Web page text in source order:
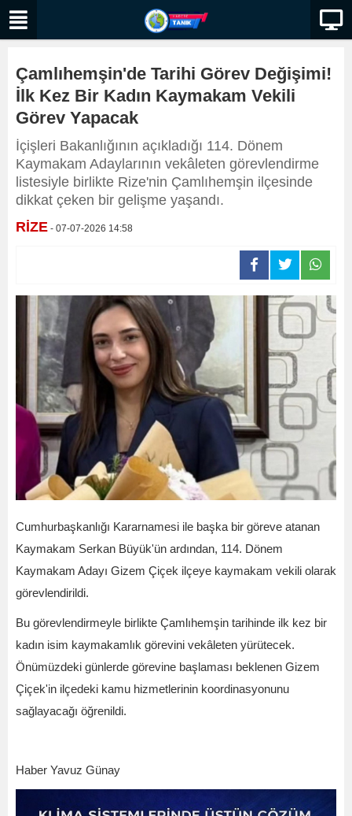
Çamlıhemşin'de Tarihi Görev Değişimi!
İlk Kez Bir Kadın Kaymakam Vekili
Görev Yapacak
İçişleri Bakanlığının açıkladığı 114. Dönem
Kaymakam Adaylarının vekâleten görevlendirme
listesiyle birlikte Rize'nin Çamlıhemşin ilçesinde
dikkat çeken bir gelişme yaşandı.
RİZE - 07-07-2026 14:58
Cumhurbaşkanlığı Kararnamesi ile başka bir göreve atanan
Kaymakam Serkan Büyük'ün ardından, 114. Dönem
Kaymakam Adayı Gizem Çiçek ilçeye kaymakam vekili olarak
görevlendirildi.
Bu görevlendirmeyle birlikte Çamlıhemşin tarihinde ilk kez bir
kadın isim kaymakamlık görevini vekâleten yürütecek.
Önümüzdeki günlerde görevine başlaması beklenen Gizem
Çiçek'in ilçedeki kamu hizmetlerinin koordinasyonunu
sağlayacağı öğrenildi.
Haber Yavuz Günay